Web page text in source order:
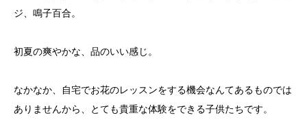
ジ、鳴子百合。
初夏の爽やかな、品のいい感じ。
なかなか、自宅でお花のレッスンをする機会なんてあるものでは
ありませんから、とても貴重な体験をできる子供たちです。